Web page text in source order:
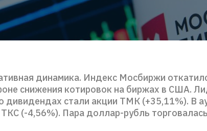
динамика. Индекс Мосбиржи
снижения котировок на биржах в США.
дивидендах стали акции ТМК (+35,11%). В
ТКС (-4,56%). Пара доллар-рубль